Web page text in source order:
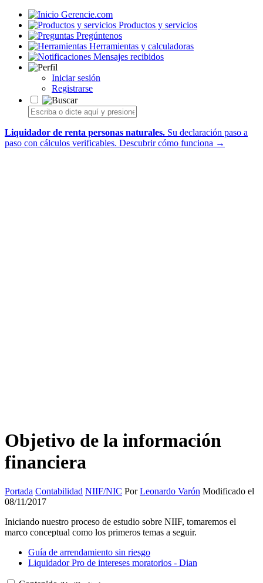
Gerencie.com
Productos y servicios
Pregúntenos
Herramientas y calculadoras
Mensajes recibidos
Iniciar sesión
Registrarse
Liquidador de renta personas naturales. Su declaración paso a
paso con cálculos verificables. Descubrir cómo funciona →
Objetivo de la información
financiera
Portada Contabilidad NIIF/NIC PorLeonardo Varón Modificado el
08/11/2017
Iniciando nuestro proceso de estudio sobre NIIF, tomaremos el
marco conceptual como los primeros temas a seguir.
Guía de arrendamiento sin riesgo
Liquidador Pro de intereses moratorios - Dian